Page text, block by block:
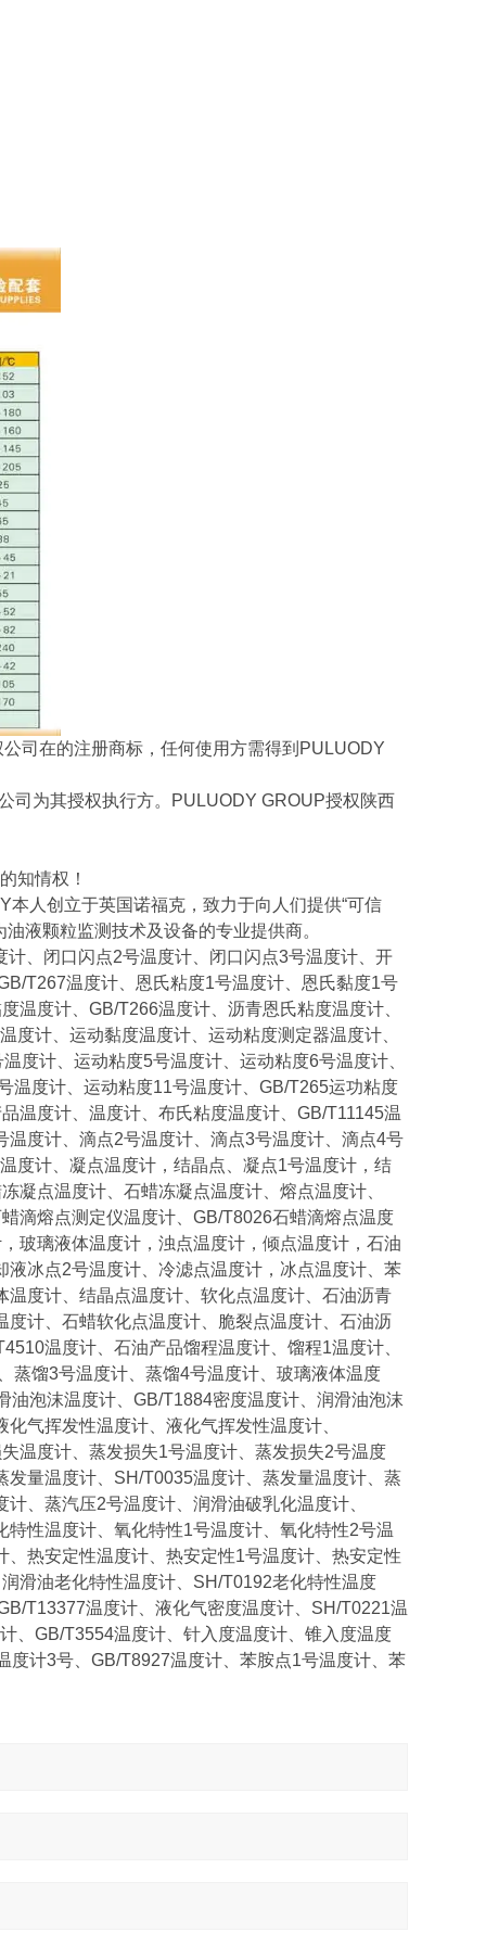
司在的注册商标，任何使用方需得到PULUODY
司为其授权执行方。PULUODY GROUP授权陕西
知情权！
人创立于英国诺福克，致力于向人们提供“可信
液颗粒监测技术及设备的专业提供商。
、闭口闪点2号温度计、闭口闪点3号温度计、开
T267温度计、恩氏粘度1号温度计、恩氏黏度1号
温度计、GB/T266温度计、沥青恩氏粘度温度计、
计、运动黏度温度计、运动粘度测定器温度计、
度计、运动粘度5号温度计、运动粘度6号温度计、
温度计、运动粘度11号温度计、GB/T265运功粘度
温度计、温度计、布氏粘度温度计、GB/T11145温
度计、滴点2号温度计、滴点3号温度计、滴点4号
度计、凝点温度计，结晶点、凝点1号温度计，结
凝点温度计、石蜡冻凝点温度计、熔点温度计、
滴熔点测定仪温度计、GB/T8026石蜡滴熔点温度
玻璃液体温度计，浊点温度计，倾点温度计，石油
冰点2号温度计、冷滤点温度计，冰点温度计、苯
度计、结晶点温度计、软化点温度计、石油沥青
计、石蜡软化点温度计、脆裂点温度计、石油沥
温度计、石油产品馏程温度计、馏程1温度计、
蒸馏3号温度计、蒸馏4号温度计、玻璃液体温度
泡沫温度计、GB/T1884密度温度计、润滑油泡沫
气挥发性温度计、液化气挥发性温度计、
温度计、蒸发损失1号温度计、蒸发损失2号温度
量温度计、SH/T0035温度计、蒸发量温度计、蒸
、蒸汽压2号温度计、润滑油破乳化温度计、
性温度计、氧化特性1号温度计、氧化特性2号温
、热安定性温度计、热安定性1号温度计、热安定性
滑油老化特性温度计、SH/T0192老化特性温度
T13377温度计、液化气密度温度计、SH/T0221温
、GB/T3554温度计、针入度温度计、锥入度温度
计3号、GB/T8927温度计、苯胺点1号温度计、苯